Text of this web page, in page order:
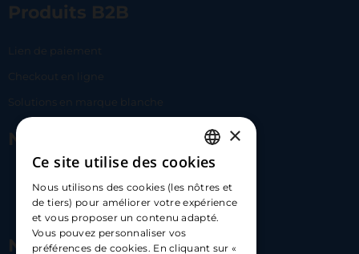
Produits B2B
Lien de paiement
Checkout en ligne
Solutions en marque blanche
Nous contacter
hello@carloapp.com
Nous suivre
FRENCH
ENGLISH
SPANISH
×
Ce site utilise des cookies
Nous utilisons des cookies (les nôtres et
de tiers) pour améliorer votre expérience
et vous proposer un contenu adapté.
Vous pouvez personnaliser vos
préférences de cookies. En cliquant sur «